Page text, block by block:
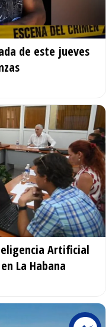
de este jueves
Artificial
La Habana